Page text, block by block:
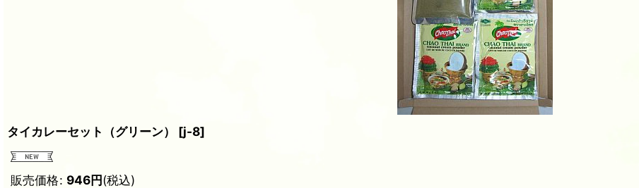
タイカレーセット（グリーン） [j-8]
販売価格: 946円(税込)